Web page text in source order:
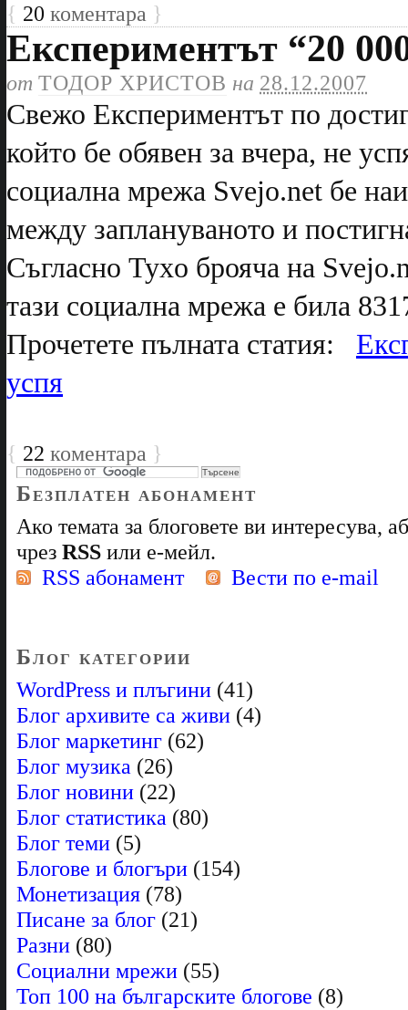
{ 20 коментара }
Експериментът “20
от ТОДОР ХРИСТОВ на 28.12.2007
Свежо Експериментът по
който бе обявен за вчера, не
социална мрежа Svejo.net бе
между заплануваното и
Съгласно Tyxo брояча на
тази социална мрежа е била
Прочетете пълната статия:
успя
{ 22 коментара }
Безплатен абонамент
Ако темата за блоговете ви интересува,
чрез RSS или е-мейл.
RSS абонамент
Вести по e-mail
Блог категории
WordPress и плъгини (41)
Блог архивите са живи (4)
Блог маркетинг (62)
Блог музика (26)
Блог новини (22)
Блог статистика (80)
Блог теми (5)
Блогове и блогъри (154)
Монетизация (78)
Писане за блог (21)
Разни (80)
Социални мрежи (55)
Топ 100 на българските блогове (8)